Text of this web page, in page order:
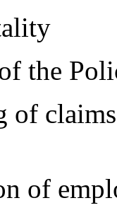
the
of
of